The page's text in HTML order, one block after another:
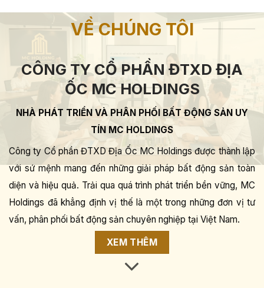
VỀ CHÚNG TÔI
CÔNG TY CỔ PHẦN ĐTXD ĐỊA
ỐC MC HOLDINGS
NHÀ PHÁT TRIỂN VÀ PHÂN PHỐI BẤT ĐỘNG SẢN UY
TÍN MC HOLDINGS
Công ty Cổ phần ĐTXD Địa Ốc MC Holdings được thành lập
với sứ mệnh mang đến những giải pháp bất động sản toàn
diện và hiệu quả. Trải qua quá trình phát triển bền vững, MC
Holdings đã khẳng định vị thế là một trong những đơn vị tư
vấn, phân phối bất động sản chuyên nghiệp tại Việt Nam.
XEM THÊM